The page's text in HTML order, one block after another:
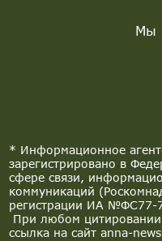
* Информационное
зарегистрировано в
сфере связи,
коммуникаций
регистрации ИА №ФС77-
При любом цитировании
ссылка на сайт anna-
Мы